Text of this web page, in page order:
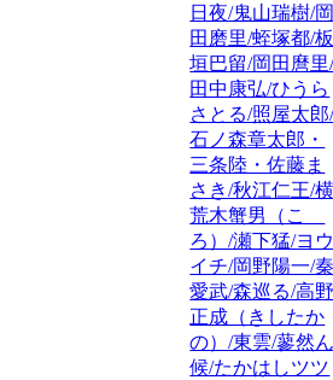
日夜/鬼山瑞樹/岡
田磨里/蛭塚都/板
垣巴留/岡田麿里
田中康弘/ひうら
さとる/照屋太郎
石ノ森章太郎・
三条陸・佐藤ま
さき/秋江仁王/横
荒木蟹男（こゝ
ろ）/瀬下猛/ヨウ
イチ/岡野陽一/秦
愛武/森巡る/高野
正成（きしたか
の）/東雲/蓼然ん
候/たかはしツツ